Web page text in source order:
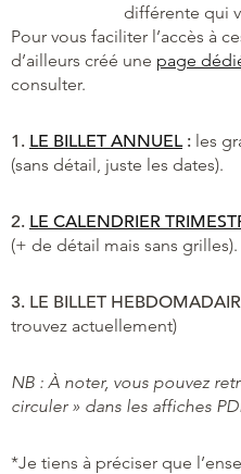
différente qui
Pour vous faciliter l’accès à
d’ailleurs créé une page
consulter.
1. LE BILLET ANNUEL: les
(sans détail, juste les dates).
2. LE CALENDRIER
(+ de détail mais sans grilles).
3. LE BILLET
trouvez actuellement)
NB : À noter, vous pouvez
circuler » dans les affiches
*Je tiens à préciser que